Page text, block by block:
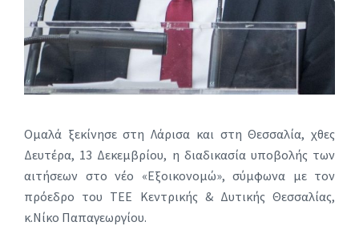
Ομαλά ξεκίνησε στη Λάρισα και στη Θεσσαλία, χθες
Δευτέρα, 13 Δεκεμβρίου, η διαδικασία υποβολής των
αιτήσεων στο νέο «Εξοικονομώ», σύμφωνα με τον
πρόεδρο του ΤΕΕ Κεντρικής & Δυτικής Θεσσαλίας,
κ.Νίκο Παπαγεωργίου.